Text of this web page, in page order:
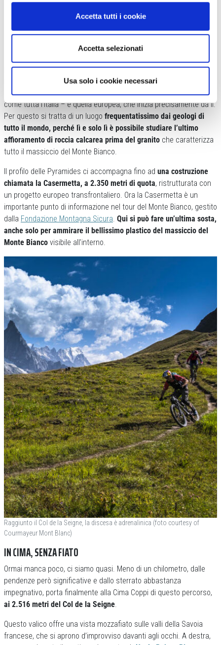
Accetta tutti i cookie
Accetta selezionati
Usa solo i cookie necessari
SOSTA ALLA CASERMETTA
può godere della vista delle Pyramides Calcaires, delle formazioni
rocciose uniche nel loro genere. Uniche perché sono nientemeno
che il punto di scontro tra la placca africana – di cui fanno parte
come tutta l’Italia – e quella europea, che inizia precisamente da lì.
Per questo si tratta di un luogo frequentatissimo dai geologi di
tutto il mondo, perché lì e solo lì è possibile studiare l’ultimo
affioramento di roccia calcarea prima del granito che caratterizza
tutto il massiccio del Monte Bianco.
Il profilo delle Pyramides ci accompagna fino ad una costruzione
chiamata la Casermetta, a 2.350 metri di quota, ristrutturata con
un progetto europeo transfrontaliero. Ora la Casermetta è un
importante punto di informazione nel tour del Monte Bianco, gestito
dalla Fondazione Montagna Sicura. Qui si può fare un’ultima sosta,
anche solo per ammirare il bellissimo plastico del massiccio del
Monte Bianco visibile all’interno.
Raggiunto il Col de la Seigne, la discesa è adrenalinica (foto courtesy of
Courmayeur Mont Blanc)
IN CIMA, SENZA FIATO
Ormai manca poco, ci siamo quasi. Meno di un chilometro, dalle
pendenze però significative e dallo sterrato abbastanza
impegnativo, porta finalmente alla Cima Coppi di questo percorso,
ai 2.516 metri del Col de la Seigne.
Questo valico offre una vista mozzafiato sulle valli della Savoia
francese, che si aprono d’improvviso davanti agli occhi. A destra,